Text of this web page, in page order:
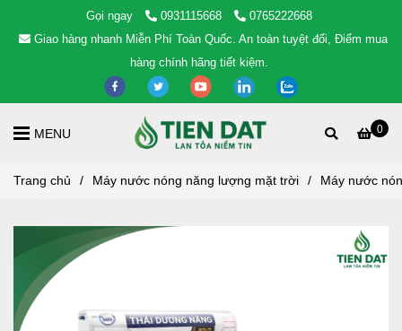
Gọi ngay 0931115668
0765222668
Giao hàng nhanh Miễn Phí Toàn Quốc. An toàn tuyệt đối, Điểm mua
hàng chính hãng tiết kiệm.
0
MENU
Trang chủ / Máy nước nóng năng lượng mặt trời / Máy nước